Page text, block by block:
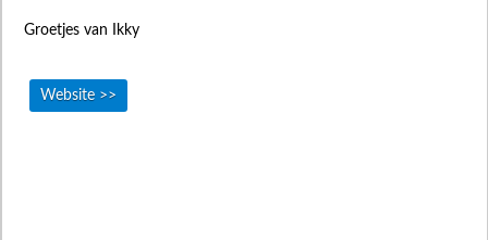
Groetjes van Ikky
Website >>